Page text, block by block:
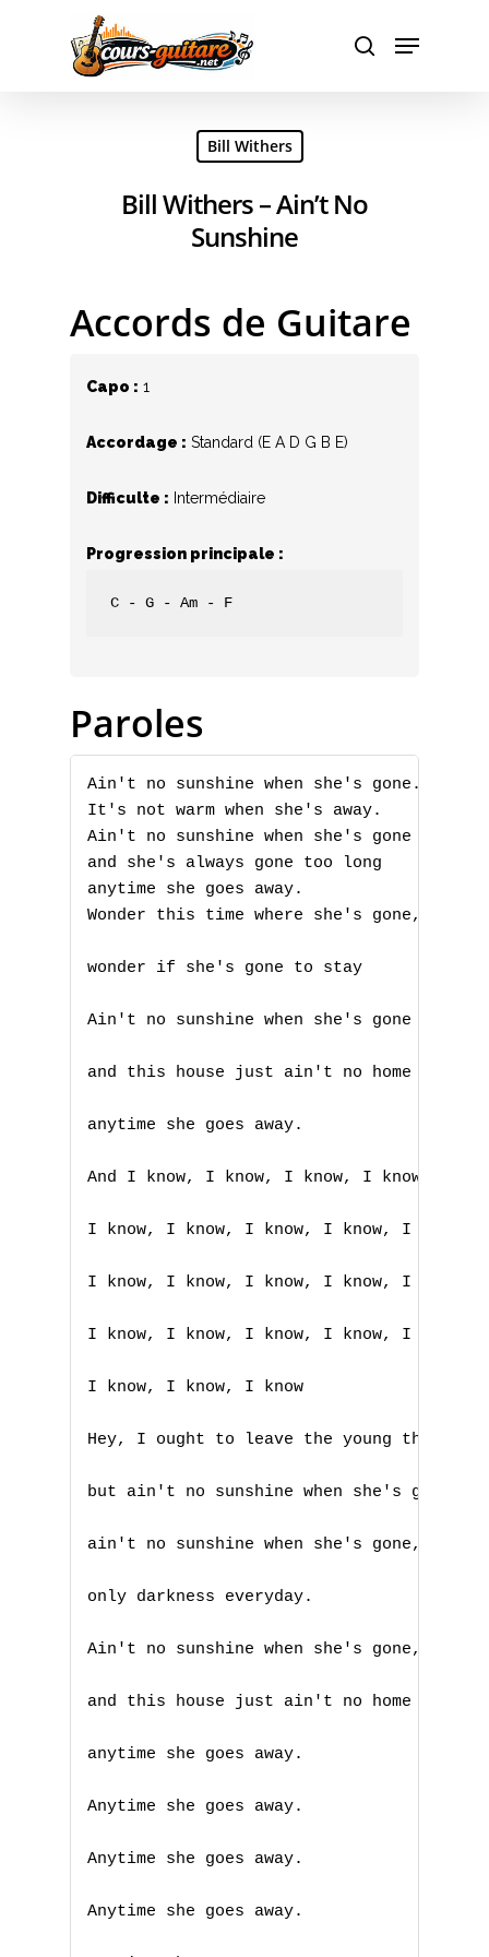
Hit enter to search or ESC to close
Bill Withers
Bill Withers – Ain’t No
Sunshine
Accords de Guitare
Capo : 1
Accordage : Standard (E A D G B E)
Difficulte : Intermédiaire
Progression principale :
C - G - Am - F
Paroles
Ain't no sunshine when she's gone.
It's not warm when she's away.
Ain't no sunshine when she's gone
and she's always gone too long
anytime she goes away.
Wonder this time where she's gone,
wonder if she's gone to stay
Ain't no sunshine when she's gone
and this house just ain't no home
anytime she goes away.
And I know, I know, I know, I know, I
I know, I know, I know, I know, I know, I
I know, I know, I know, I know, I know, I
I know, I know, I know, I know, I know, I
I know, I know, I know
Hey, I ought to leave the young thing
but ain't no sunshine when she's gone,
ain't no sunshine when she's gone,
only darkness everyday.
Ain't no sunshine when she's gone,
and this house just ain't no home
anytime she goes away.
Anytime she goes away.
Anytime she goes away.
Anytime she goes away.
E
F
G